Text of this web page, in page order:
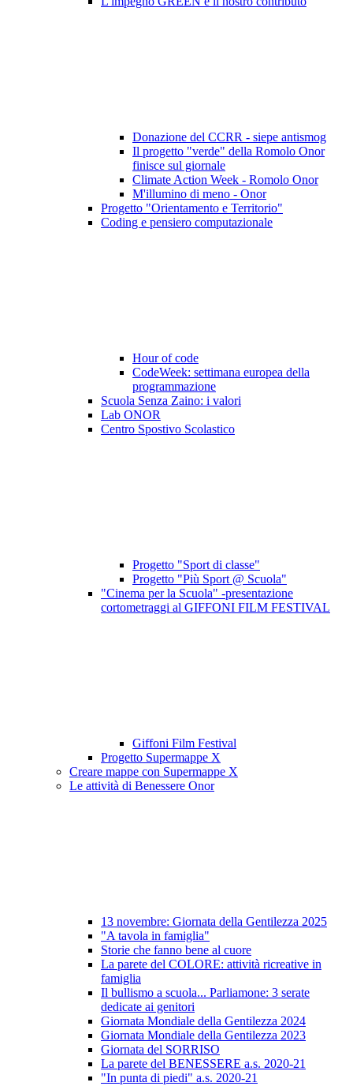
Donazione del CCRR - siepe antismog
Il progetto "verde" della Romolo Onor
finisce sul giornale
Climate Action Week - Romolo Onor
M'illumino di meno - Onor
Progetto "Orientamento e Territorio"
Coding e pensiero computazionale
Hour of code
CodeWeek: settimana europea della
programmazione
Scuola Senza Zaino: i valori
Lab ONOR
Centro Spostivo Scolastico
Progetto "Sport di classe"
Progetto "Più Sport @ Scuola"
"Cinema per la Scuola" -presentazione
cortometraggi al GIFFONI FILM FESTIVAL
Giffoni Film Festival
Progetto Supermappe X
Creare mappe con Supermappe X
Le attività di Benessere Onor
13 novembre: Giornata della Gentilezza 2025
"A tavola in famiglia"
Storie che fanno bene al cuore
La parete del COLORE: attività ricreative in
famiglia
Il bullismo a scuola... Parliamone: 3 serate
dedicate ai genitori
Giornata Mondiale della Gentilezza 2024
Giornata Mondiale della Gentilezza 2023
Giornata del SORRISO
La parete del BENESSERE a.s. 2020-21
"In punta di piedi" a.s. 2020-21